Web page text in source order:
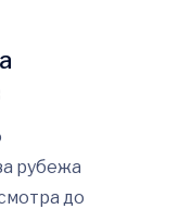
рубежа
до